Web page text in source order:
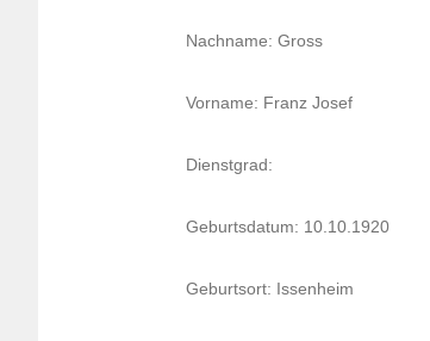
Nach­name: Gross
Vorname: Franz Josef
Dienst­grad:
Geburts­da­tum: 10.10.1920
Geburt­sort: Issen­heim